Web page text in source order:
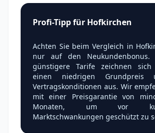
Profi-Tipp für Hofkirchen
Achten Sie beim Vergleich in
nur auf den Neukundenbonus.
günstigere Tarife zeichnen
einen niedrigen Grundpreis
Vertragskonditionen aus. Wir
mit einer Preisgarantie von
Monaten, um vor
Marktschwankungen geschützt zu